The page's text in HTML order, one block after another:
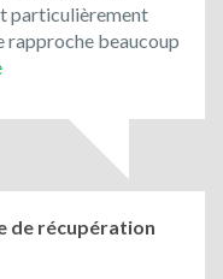
particulièrement
rapproche beaucoup
Toujours
promotion
bleu
dude récupération